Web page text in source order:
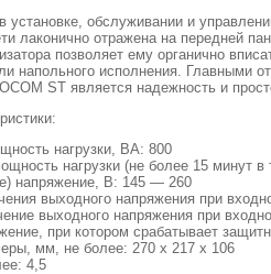
установке, обслуживании и
лаконично отражена на передней
позволяет ему органично
напольного исполнения. Главными
ST является надежность и
нагрузки, ВА: 800
нагрузки (не более 15 минут
напряжение, В: 145 — 260
выходного напряжения при
выходного напряжения при
при котором срабатывает
мм, не более: 270 х 217 х 106
4,5